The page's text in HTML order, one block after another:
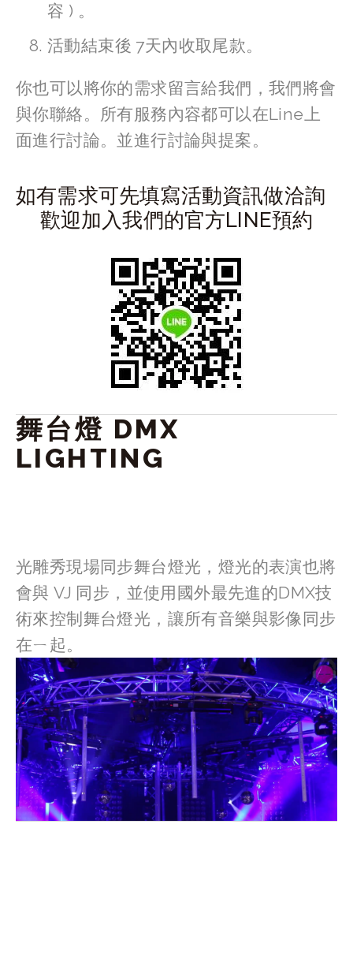
容 ) 。
活動結束後 7天內收取尾款。
你也可以將你的需求留言給我們，我們將會
與你聯絡。所有服務內容都可以在Line上
面進行討論。並進行討論與提案。
如有需求可先填寫活動資訊做洽詢
歡迎加入我們的官方LINE預約
舞台燈 DMX
LIGHTING
光雕秀現場同步舞台燈光，燈光的表演也將
會與 VJ 同步，並使用國外最先進的DMX技
術來控制舞台燈光，讓所有音樂與影像同步
在ㄧ起。